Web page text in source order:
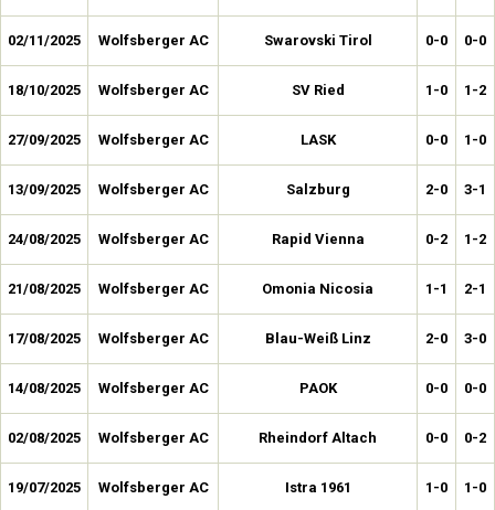
02/11/2025 Wolfsberger AC Swarovski Tirol 0-0 0-0
18/10/2025 Wolfsberger AC SV Ried 1-0 1-2
27/09/2025 Wolfsberger AC LASK 0-0 1-0
13/09/2025 Wolfsberger AC Salzburg 2-0 3-1
24/08/2025 Wolfsberger AC Rapid Vienna 0-2 1-2
21/08/2025 Wolfsberger AC Omonia Nicosia 1-1 2-1
17/08/2025 Wolfsberger AC Blau-Weiß Linz 2-0 3-0
14/08/2025 Wolfsberger AC PAOK 0-0 0-0
02/08/2025 Wolfsberger AC Rheindorf Altach 0-0 0-2
19/07/2025 Wolfsberger AC Istra 1961 1-0 1-0